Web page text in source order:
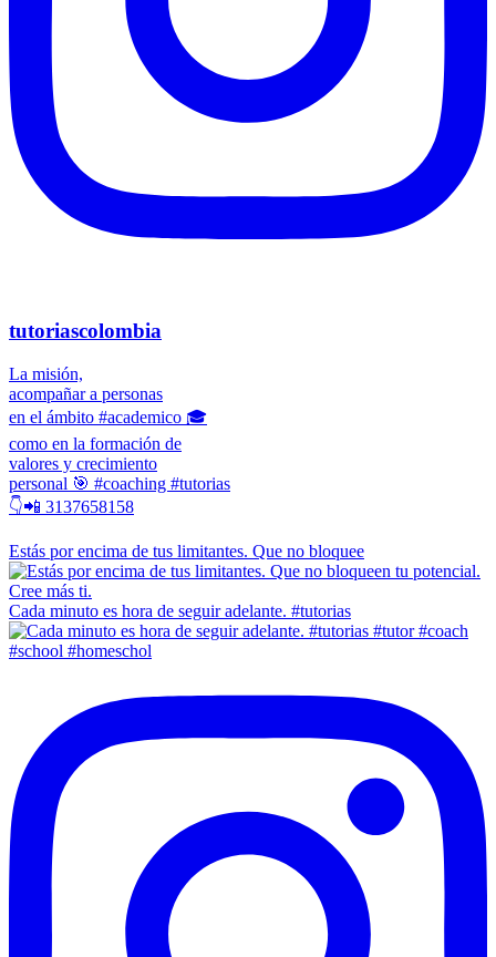
tutoriascolombia
La misión,
acompañar a personas
en el ámbito #academico 🎓
como en la formación de
valores y crecimiento
personal 🎯 #coaching #tutorias
👇📲 3137658158
Estás por encima de tus limitantes. Que no bloquee
Cada minuto es hora de seguir adelante. #tutorias